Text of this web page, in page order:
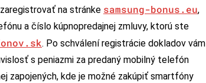
na stránke samsung-bonus.eu,
a číslo kúpnopredajnej zmluvy, ktorú ste
. Po schválení registrácie dokladov vám
s peniazmi za predaný mobilný telefón
zapojených, kde je možné zakúpiť smartfóny